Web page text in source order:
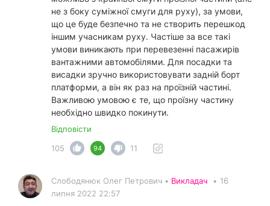
не з боку суміжної смуги для руху), за умови,
що це буде безпечно та не створить перешкод
іншим учасникам руху. Частіше за все такі
умови виникають при перевезенні пасажирів
вантажними автомобілями. Для посадки та
висадки зручно використовувати задній борт
платформи, а він як раз на проїзній частині.
Важливою умовою є те, що проїзну частину
необхідно швидко покинути.
Відповісти
105
94 11
Слободянюк Олег Петрович • Викладач • 16
липня 2022 22:57